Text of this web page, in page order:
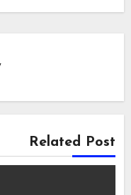
Related Post